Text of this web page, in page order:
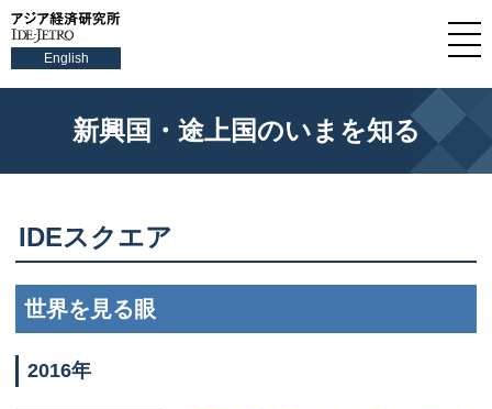
English
新興国・途上国のいまを知る
IDEスクエア
世界を見る眼
2016年